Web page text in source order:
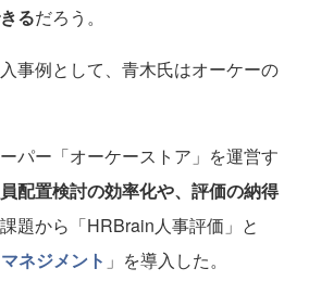
るだろう。
事例として、青木氏はオーケーの
パー「オーケーストア」を運営す
配置検討の効率化や、評価の納得
題から「HRBrain人事評価」と
ネジメント 」を導入した。